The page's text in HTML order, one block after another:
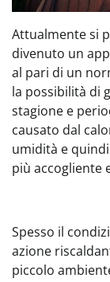
Attualmente si
divenuto un
al pari di un
la possibilità di
stagione e
causato dal
umidità e
più accogliente
Spesso il
azione
piccolo